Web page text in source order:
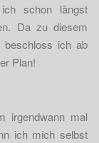
schon längst
Da zu diesem
beschloss ich ab
Plan!
irgendwann mal
ich mich selbst